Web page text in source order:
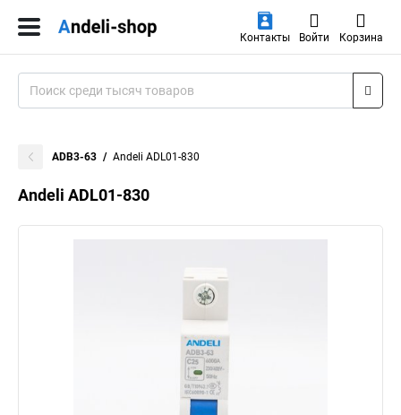
Контакты Войти Корзина
ADB3-63 Andeli ADL01-830
Andeli ADL01-830